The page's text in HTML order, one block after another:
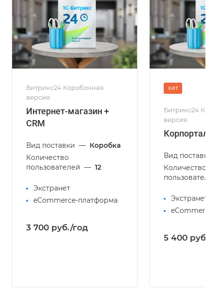
Битрикс24 Коробочная
версия
Интернет-магазин +
CRM
Вид поставки — Коробка
Количество
пользователей — 12
Экстранет
eCommerce-платформа
3 700 руб./год
ХИТ
Битрикс24
версия
Корпортал
Вид поставки
Количество
Экстранет
5 400 руб./